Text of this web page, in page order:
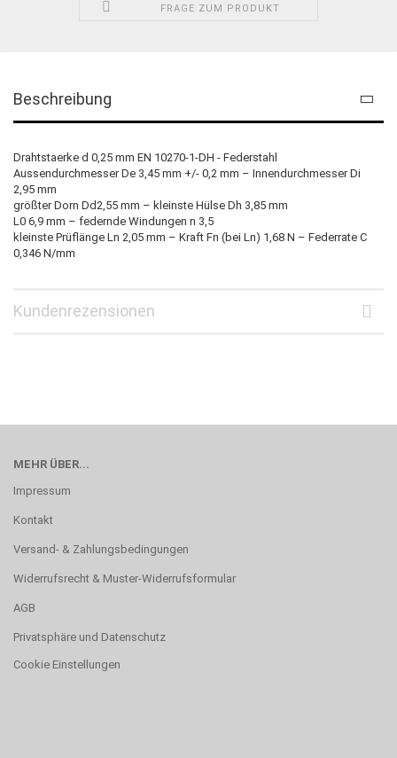
FRAGE ZUM PRODUKT
Beschreibung
Drahtstaerke d 0,25 mm EN 10270-1-DH - Federstahl
Aussendurchmesser De 3,45 mm +/- 0,2 mm – Innendurchmesser Di
2,95 mm
größter Dorn Dd2,55 mm – kleinste Hülse Dh 3,85 mm
L0 6,9 mm – federnde Windungen n 3,5
kleinste Prüflänge Ln 2,05 mm – Kraft Fn (bei Ln) 1,68 N – Federrate C
0,346 N/mm
Kundenrezensionen
MEHR ÜBER...
Impressum
Kontakt
Versand- & Zahlungsbedingungen
Widerrufsrecht & Muster-Widerrufsformular
AGB
Privatsphäre und Datenschutz
Cookie Einstellungen